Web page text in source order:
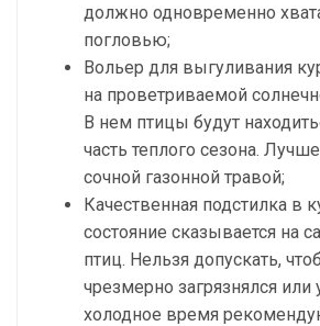
должно одновременно
погловью;
Вольер для выгуливания
на проветриваемой
В нем птицы будут
часть теплого сезона.
сочной газонной травой;
Качественная подстилка в
состояние сказывается на
птиц. Нельзя допускать,
чрезмерно загрязнялся или
холодное время